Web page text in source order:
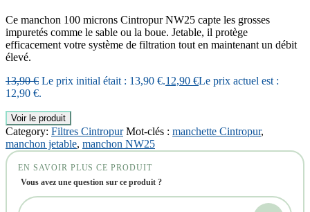
Ce manchon 100 microns Cintropur NW25 capte les grosses
impuretés comme le sable ou la boue. Jetable, il protège
efficacement votre système de filtration tout en maintenant un débit
élevé.
13,90€ Le prix initial était : 13,90 €.12,90 €Le prix actuel est :
12,90 €.
Voir le produit
Category: Filtres Cintropur Mot-clés : manchette Cintropur,
manchon jetable, manchon NW25
EN SAVOIR PLUS CE PRODUIT
Vous avez une question sur ce produit ?